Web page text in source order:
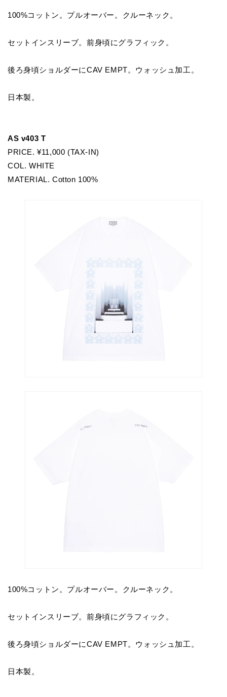
100%コットン。プルオーバー。クルーネック。
セットインスリーブ。前身頃にグラフィック。
後ろ身頃ショルダーにCAV EMPT。ウォッシュ加工。
日本製。
AS v403 T
PRICE. ¥11,000 (TAX-IN)
COL. WHITE
MATERIAL. Cotton 100%
100%コットン。プルオーバー。クルーネック。
セットインスリーブ。前身頃にグラフィック。
後ろ身頃ショルダーにCAV EMPT。ウォッシュ加工。
日本製。